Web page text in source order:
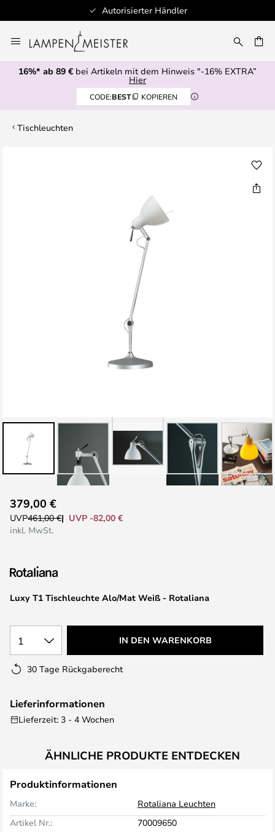
Autorisierter Händler
Inhalt
springen
16%* ab 89 € bei Artikeln mit dem Hinweis "-16% EXTRA”
Hier
CODE:BEST KOPIEREN
Tischleuchten
Anfang
der
Luxy T1 Tischleuchte Alo/Mat Weiß - Rotaliana
379,00 €
UVP461,00 €
UVP -82,00 €
inkl. MwSt.
1 IN DEN WARENKORB
30 Tage Rückgaberecht
Lieferinformationen
Lieferzeit: 3 - 4 Wochen
ÄHNLICHE PRODUKTE ENTDECKEN
Produktinformationen
Marke:
Rotaliana Leuchten
Artikel Nr.:
70009650